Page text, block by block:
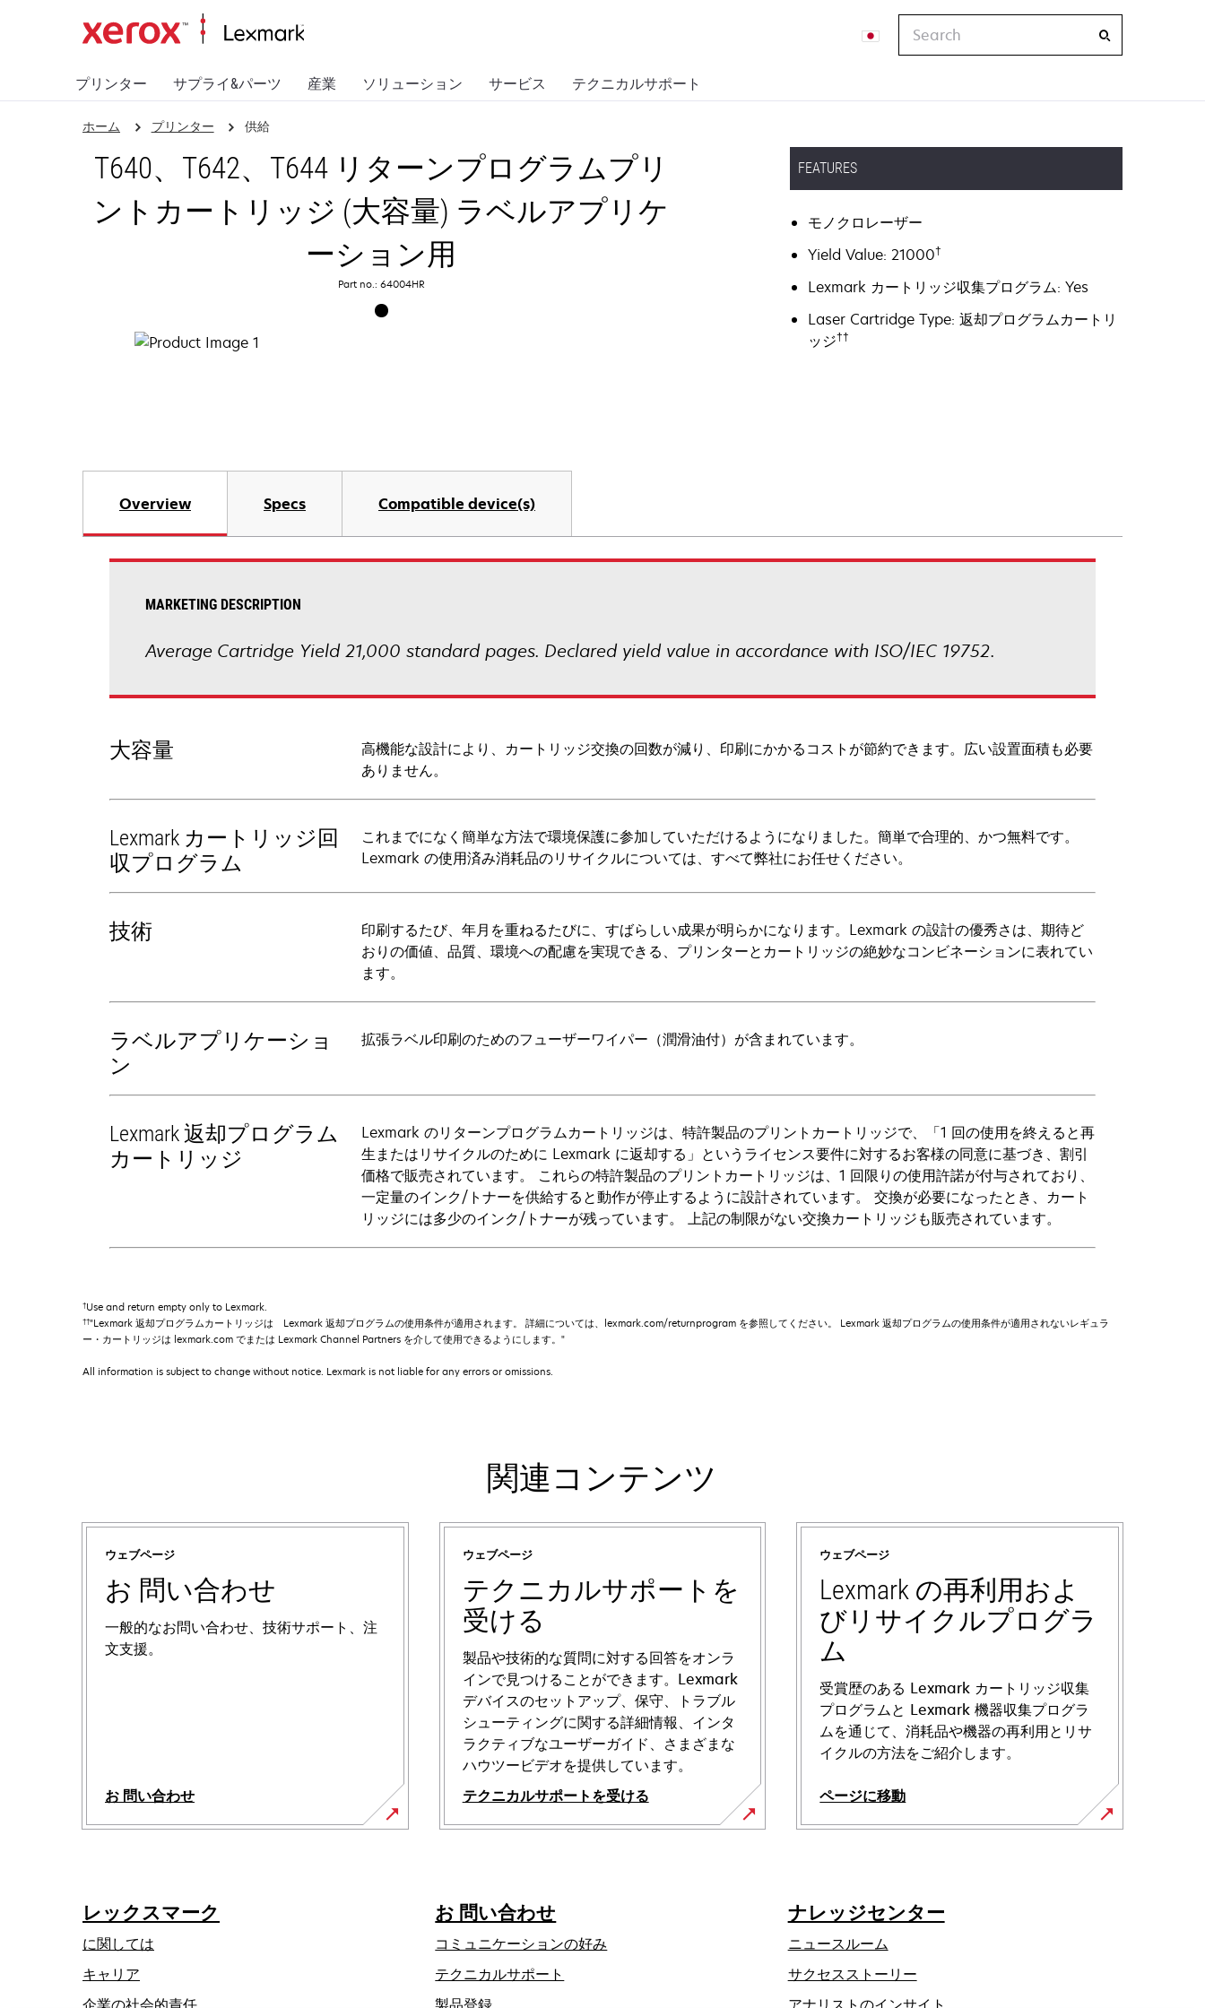
プリンター サプライ&パーツ 産業 ソリューション サービス テクニカルサポート
ホーム プリンター 供給
T640、T642、T644 リターンプログラムプリ
ントカートリッジ (大容量) ラベルアプリケ
ーション用
Part no.: 64004HR
FEATURES
モノクロレーザー
Yield Value: 21000†
Lexmark カートリッジ収集プログラム: Yes
Laser Cartridge Type: 返却プログラムカートリ
ッジ††
Overview Specs Compatible device(s)
MARKETING DESCRIPTION
Average Cartridge Yield 21,000 standard pages. Declared yield value in accordance with ISO/IEC 19752.
大容量
高機能な設計により、カートリッジ交換の回数が減り、印刷にかかるコストが節約できます。広い設置面積も必要
ありません。
Lexmark カートリッジ回
収プログラム
これまでになく簡単な方法で環境保護に参加していただけるようになりました。簡単で合理的、かつ無料です。
Lexmark の使用済み消耗品のリサイクルについては、すべて弊社にお任せください。
技術
印刷するたび、年月を重ねるたびに、すばらしい成果が明らかになります。Lexmark の設計の優秀さは、期待ど
おりの価値、品質、環境への配慮を実現できる、プリンターとカートリッジの絶妙なコンビネーションに表れてい
ます。
ラベルアプリケーショ
ン
拡張ラベル印刷のためのフューザーワイパー（潤滑油付）が含まれています。
Lexmark 返却プログラム
カートリッジ
Lexmark のリターンプログラムカートリッジは、特許製品のプリントカートリッジで、「1 回の使用を終えると再
生またはリサイクルのために Lexmark に返却する」というライセンス要件に対するお客様の同意に基づき、割引
価格で販売されています。 これらの特許製品のプリントカートリッジは、1 回限りの使用許諾が付与されており、
一定量のインク/トナーを供給すると動作が停止するように設計されています。 交換が必要になったとき、カート
リッジには多少のインク/トナーが残っています。 上記の制限がない交換カートリッジも販売されています。
†Use and return empty only to Lexmark.
††"Lexmark 返却プログラムカートリッジは Lexmark 返却プログラムの使用条件が適用されます。 詳細については、lexmark.com/returnprogram を参照してください。 Lexmark 返却プログラムの使用条件が適用されないレギュラ
ー・カートリッジは lexmark.com でまたは Lexmark Channel Partners を介して使用できるようにします。"
All information is subject to change without notice. Lexmark is not liable for any errors or omissions.
関連コンテンツ
ウェブページ
お 問い合わせ
一般的なお問い合わせ、技術サポート、注
文支援。
お 問い合わせ
ウェブページ
テクニカルサポートを
受ける
製品や技術的な質問に対する回答をオンラ
インで見つけることができます。Lexmark
デバイスのセットアップ、保守、トラブル
シューティングに関する詳細情報、インタ
ラクティブなユーザーガイド、さまざまな
ハウツービデオを提供しています。
テクニカルサポートを受ける
新
ブ
で
開
く
ウェブページ
Lexmark の再利用およ
びリサイクルプログラ
ム
受賞歴のある Lexmark カートリッジ収集
プログラムと Lexmark 機器収集プログラ
ムを通じて、消耗品や機器の再利用とリサ
イクルの方法をご紹介します。
ページに移動
レックスマーク
に関しては
キャリア
新
お 問い合わせ
コミュニケーションの好み
テクニカルサポート
ナレッジセンター
ニュースルーム
サクセスストーリー